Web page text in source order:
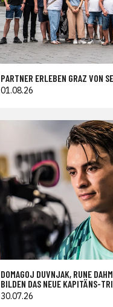
PARTNER ERLEBEN GRAZ VON
01.08.26
DOMAGOJ DUVNJAK, RUNE
BILDEN DAS NEUE KAPITÄNS-
30.07.26